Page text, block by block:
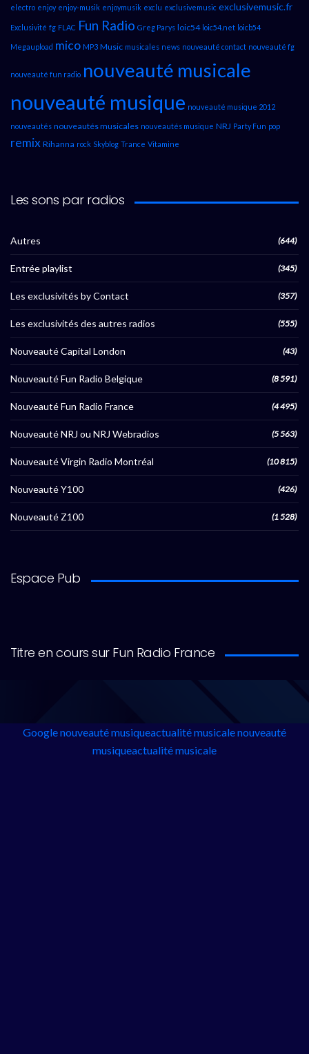
electro enjoy enjoy-musik enjoymusik exclu exclusivemusic exclusivemusic.fr
Exclusivité fg FLAC Fun Radio Greg Parys loic54 loic54.net loicb54
Megaupload mico MP3 Music musicales news nouveauté contact nouveauté fg
nouveauté fun radio nouveauté musicale
nouveauté musique nouveauté musique 2012
nouveautés nouveautés musicales nouveautés musique NRJ Party Fun pop
remix Rihanna rock Skyblog Trance Vitamine
Les sons par radios
Autres (644)
Entrée playlist (345)
Les exclusivités by Contact (357)
Les exclusivités des autres radios (555)
Nouveauté Capital London (43)
Nouveauté Fun Radio Belgique (8 591)
Nouveauté Fun Radio France (4 495)
Nouveauté NRJ ou NRJ Webradios (5 563)
Nouveauté Virgin Radio Montréal (10 815)
Nouveauté Y100 (426)
Nouveauté Z100 (1 528)
Espace Pub
Titre en cours sur Fun Radio France
Googlenouveauté musiqueactualité musicalenouveauté
musiqueactualité musicale